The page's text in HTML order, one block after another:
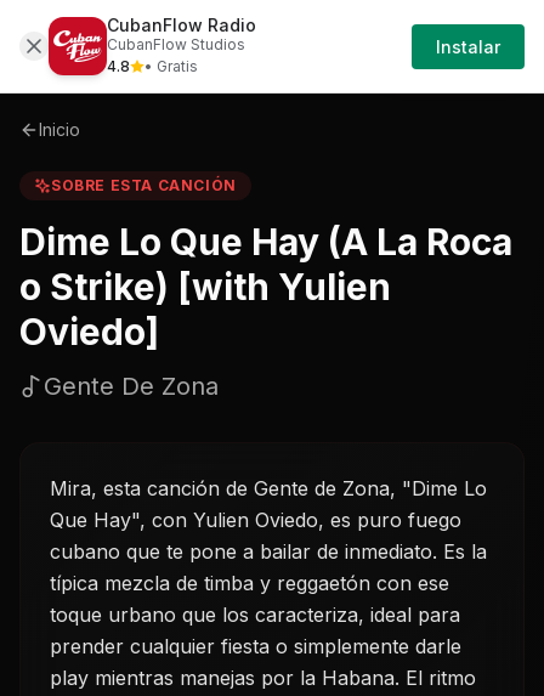
Sobre Dime-lo-que-hay-a-la-roca-o-strike-
Iniciar
Sesión
Inicio
SOBRE ESTA CANCIÓN
Dime Lo Que Hay (A La Roca
o Strike) [with Yulien
Oviedo]
Gente De Zona
Mira, esta canción de Gente de Zona, "Dime Lo
Que Hay", con Yulien Oviedo, es puro fuego
cubano que te pone a bailar de inmediato. Es la
típica mezcla de timba y reggaetón con ese
toque urbano que los caracteriza, ideal para
prender cualquier fiesta o simplemente darle
play mientras manejas por la Habana. El ritmo
CubanFlow Radio
CubanFlow Studios
4.8
• Gratis
Instalar